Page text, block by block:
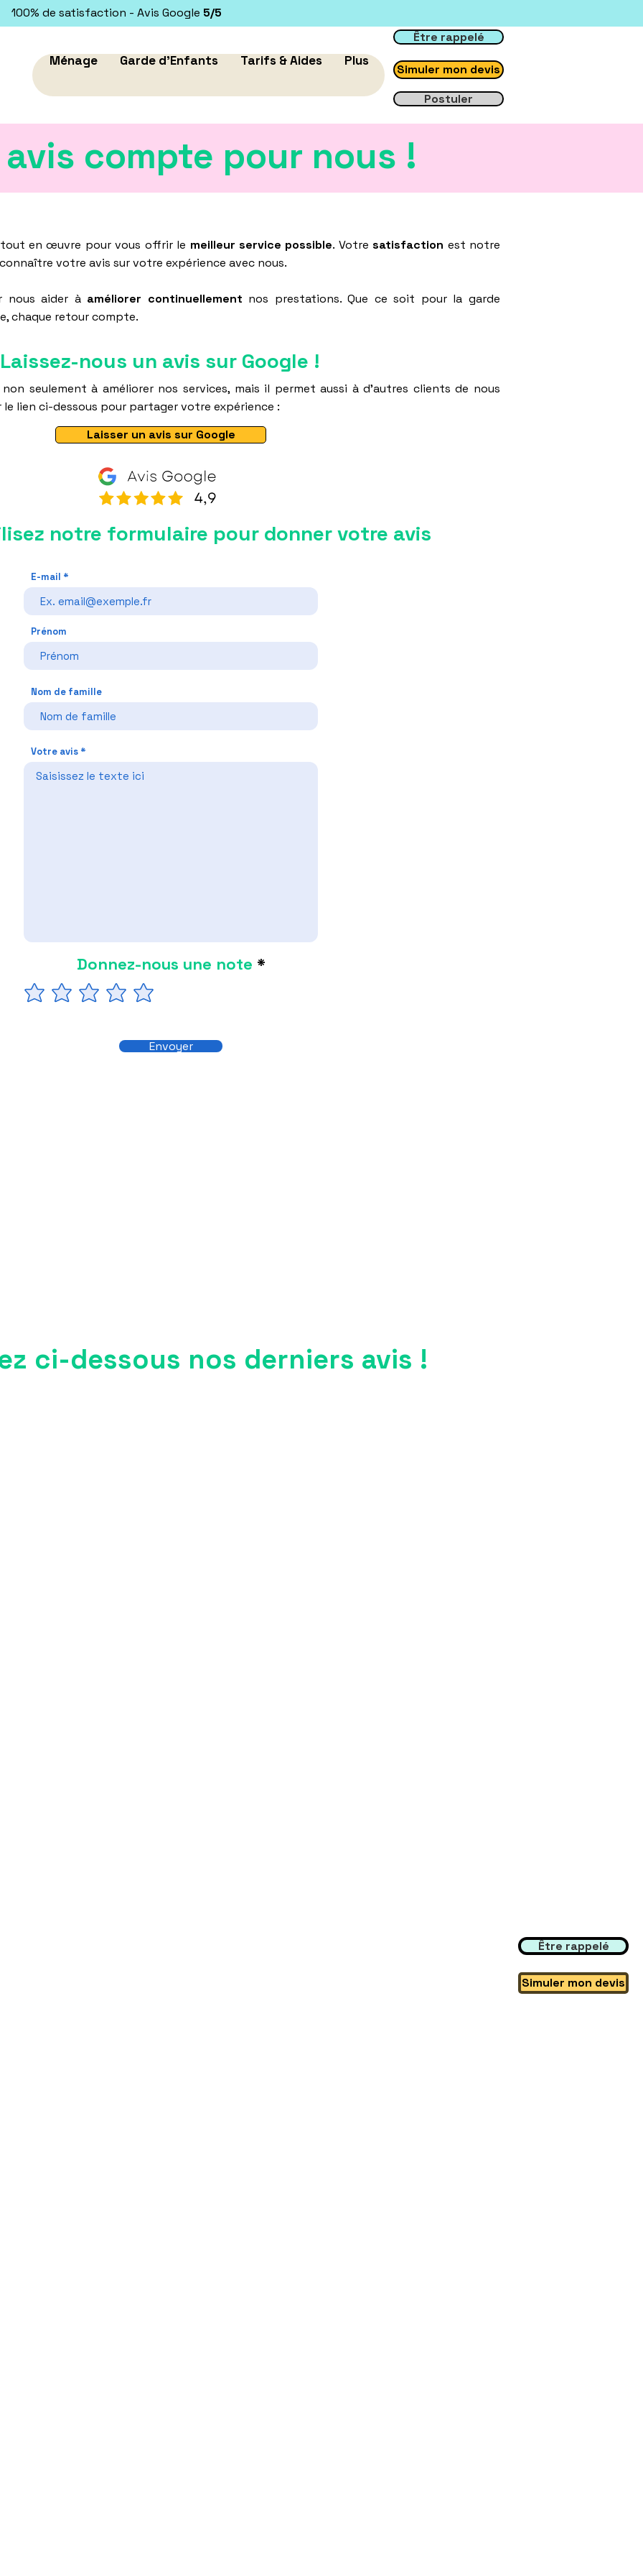
100% de satisfaction - Avis Google 5/5
Ménage Garde d'Enfants Tarifs & Aides Plus
Être rappelé
Simuler mon devis
Postuler
Être rappelé
Simuler mon devis
compte pour nous !
tout en œuvre pour vous offrir le meilleur service possible. Votresatisfaction est notre
votre avis sur votre expérience avec nous.
aider à améliorer continuellement nos prestations. Que ce soit pour la garde
chaque retour compte.
Laissez-nous un avis sur Google !
seulement à améliorer nos services, mais il permet aussi à d'autres clients de nous
le lien ci-dessous pour partager votre expérience :
Laisser un avis sur Google
notre formulaire pour donner votre avis
E-mail
Prénom
Nom de famille
Votre avis
Donnez-nous une note
Envoyer
ci-dessous nos derniers avis !